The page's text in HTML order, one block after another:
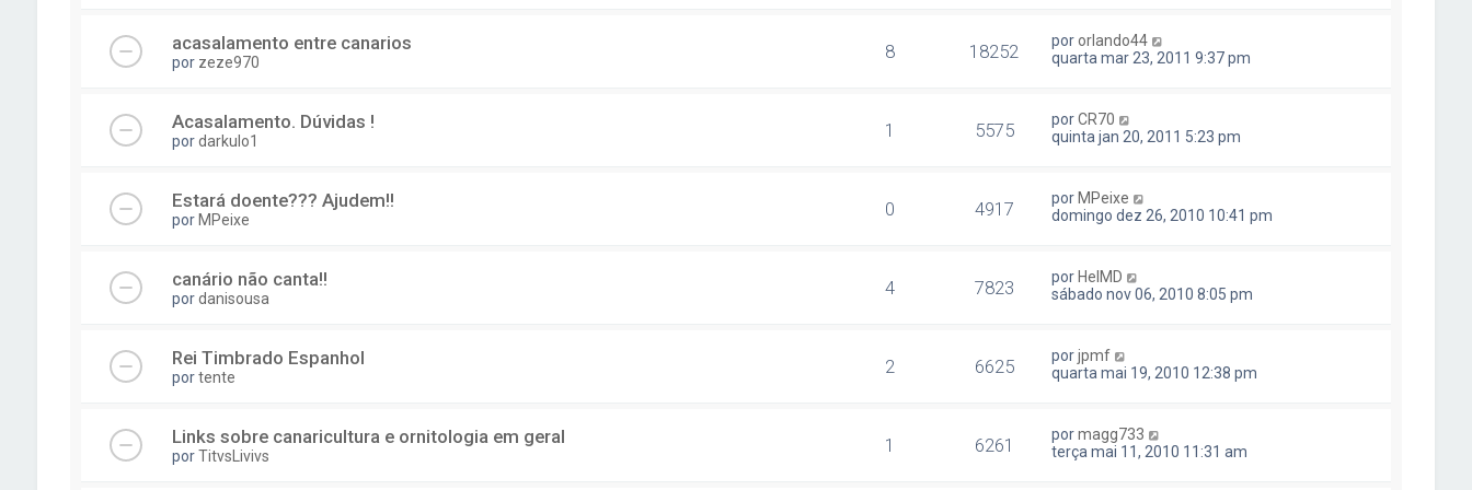
acasalamento entre canarios
por zeze970 8 18252 pororlando44
quarta mar 23, 2011 9:37 pm
Acasalamento. Dúvidas !
pordarkulo1 1 5575 porCR70
quinta jan 20, 2011 5:23 pm
Estará doente??? Ajudem!!
por MPeixe 0 4917 por MPeixe
domingo dez 26, 2010 10:41 pm
canário não canta!!
pordanisousa 4 7823 por HelMD
sábado nov 06, 2010 8:05 pm
Rei Timbrado Espanhol
portente 2 6625 porjpmf
quarta mai 19, 2010 12:38 pm
Links sobre canaricultura e ornitologia em geral
porTitvsLivivs 1 6261 pormagg733
terça mai 11, 2010 11:31 am